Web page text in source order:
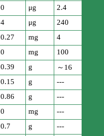
0 μg
2.4
4 μg
240
0.27 mg
4
0 mg
100
0.39 g
～16
0.15 g
---
0.86 g
---
0 mg
---
0.7 g
---